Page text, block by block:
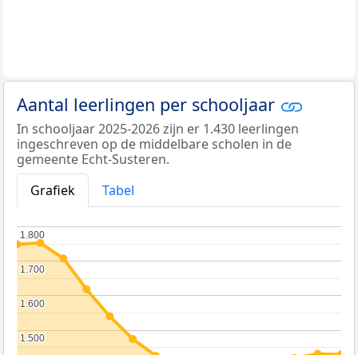
Aantal leerlingen per schooljaar
In schooljaar 2025-2026 zijn er 1.430 leerlingen
ingeschreven op de middelbare scholen in de
gemeente Echt-Susteren.
Grafiek
Tabel
1.500
1.500
1.600
1.600
1.700
1.700
1.800
1.800